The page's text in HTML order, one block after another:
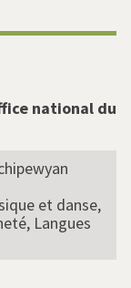
national du
et danse,
Langues